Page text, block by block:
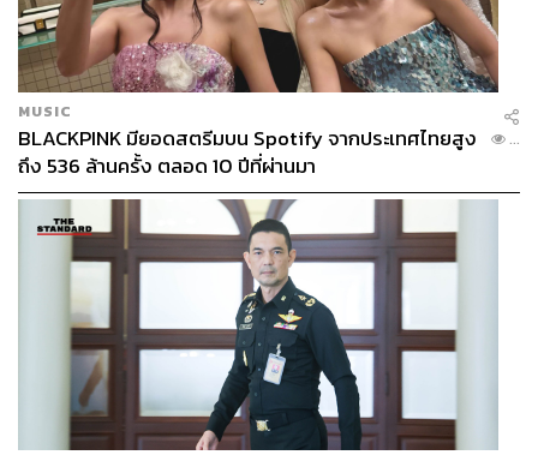
MUSIC
BLACKPINK มียอดสตรีมบน Spotify จากประเทศไทยสูง
ถึง 536 ล้านครั้ง ตลอด 10 ปีที่ผ่านมา
...